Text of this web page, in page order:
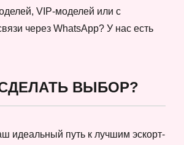
VIP-моделей или с
через WhatsApp? У нас есть
ВЫБОР?
идеальный путь к лучшим эскорт-